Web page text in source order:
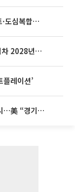
영끌 '주택공급' 대책 임박⋯비아파트·도심복합까지 총동원
종부세 개편에도…1·3주택 종부세 격차 2028년부터 확대
레이션’
이란, 미국에 호르무즈 합의 조건 제시…美 “경기 아직 안 끝나” [종합]